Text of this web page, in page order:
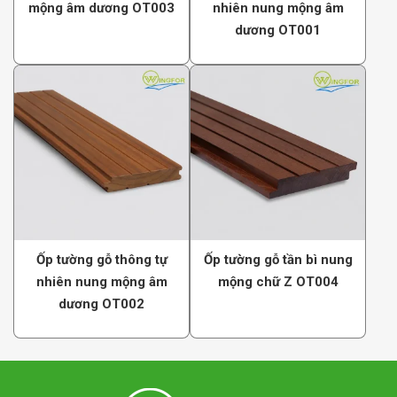
măng …gồ ghề.
– Vật tư chuẩn bị: Xương inox 201,304×1-1,5mm. Xương gỗ,
xương hộp kẽm , Xương gỗ (20×40. 30×40), vít nở bê tông.
– Đánh dấu các vị trí đi xương, dùng khoan bê tông khoan ,
bắt bọ nở đúng vị trí tương ứng với đường xương. Khoảng
cách vị trí bắt vít inox + bọ nở khoảng 500-600mm/1 cái.
– Khoảng cách giữa 2 lớp xương là 600mm.
– Đi xương inox và xương hộp mạ kẽm cho các hạng mục thi
– Đối với ốp trần thì cần đi thêm một lớp xương gỗ phí dưới
xương kim loại để liên kết tấm ốp trần vào xương gỗ bằng
4. Lọc lựa tấm ốp
mộng âm dương OT003
nhiên nung mộng âm
dương OT001
Ốp tường gỗ thông tự
nhiên nung mộng âm
dương OT002
Ốp tường gỗ tần bì nung
mộng chữ Z OT004